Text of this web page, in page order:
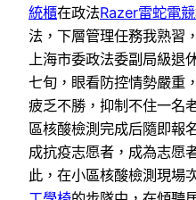
統櫃在政法Razer雷蛇電
法，下層管理任務我熟習
上海市委政法委副局級退
七旬，眼看防控情勢嚴重
疲乏不勝，抑制不住一名
區核酸檢測完成后隨即報
成抗疫志愿者，成為志愿
此，在小區核酸檢測現場